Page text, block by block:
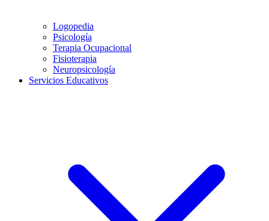
Logopedia
Psicología
Terapia Ocupacional
Fisioterapia
Neuropsicología
Servicios Educativos